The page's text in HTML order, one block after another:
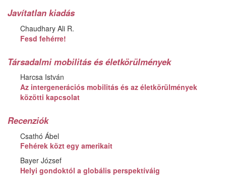
Javítatlan kiadás
Chaudhary Ali R.
Fesd fehérre!
Társadalmi mobilitás és életkörülmények
Harcsa István
Az intergenerációs mobilitás és az életkörülmények
közötti kapcsolat
Recenziók
Csathó Ábel
Fehérek közt egy amerikait
Bayer József
Helyi gondoktól a globális perspektíváig